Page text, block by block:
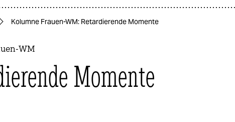
Kolumne Frauen-WM: Retardierende Momente
WM
Momente